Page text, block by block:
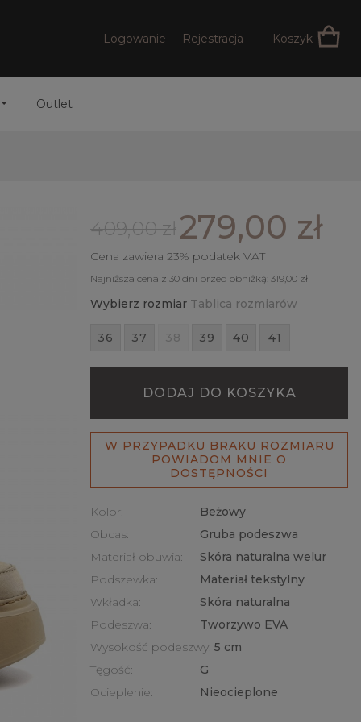
Logowanie Rejestracja Koszyk
Outlet
409,00 zł279,00 zł
Cena zawiera 23% podatek VAT
Najniższa cena z 30 dni przed obniżką: 319,00 zł
Wybierz rozmiar Tablica rozmiarów
36 37 38 39 40 41
DODAJ DO KOSZYKA
W PRZYPADKU BRAKU ROZMIARU
POWIADOM MNIE O
DOSTĘPNOŚCI
Kolor:
Beżowy
Obcas:
Gruba podeszwa
Materiał obuwia:
Skóra naturalna welur
Podszewka:
Materiał tekstylny
Wkładka:
Skóra naturalna
Podeszwa:
Tworzywo EVA
Wysokość podeszwy: 5 cm
Tęgość:
G
Ocieplenie:
Nieocieplone